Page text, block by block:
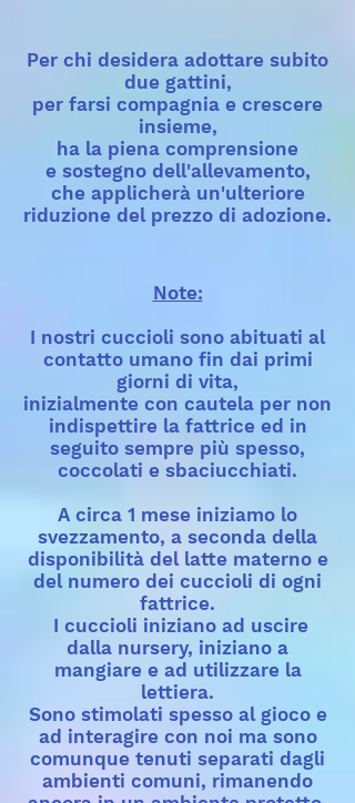
Per chi desidera adottare subito
due gattini,
per farsi compagnia e crescere
insieme,
ha la piena comprensione
e sostegno dell'allevamento,
che applicherà un'ulteriore
riduzione del prezzo di adozione.
Note:
I nostri cuccioli sono abituati al
contatto umano fin dai primi
giorni di vita,
inizialmente con cautela per non
indispettire la fattrice ed in
seguito sempre più spesso,
coccolati e sbaciucchiati.
A circa 1 mese iniziamo lo
svezzamento, a seconda della
disponibilità del latte materno e
del numero dei cuccioli di ogni
fattrice.
I cuccioli iniziano ad uscire
dalla nursery, iniziano a
mangiare e ad utilizzare la
lettiera.
Sono stimolati spesso al gioco e
ad interagire con noi ma sono
comunque tenuti separati dagli
ambienti comuni, rimanendo